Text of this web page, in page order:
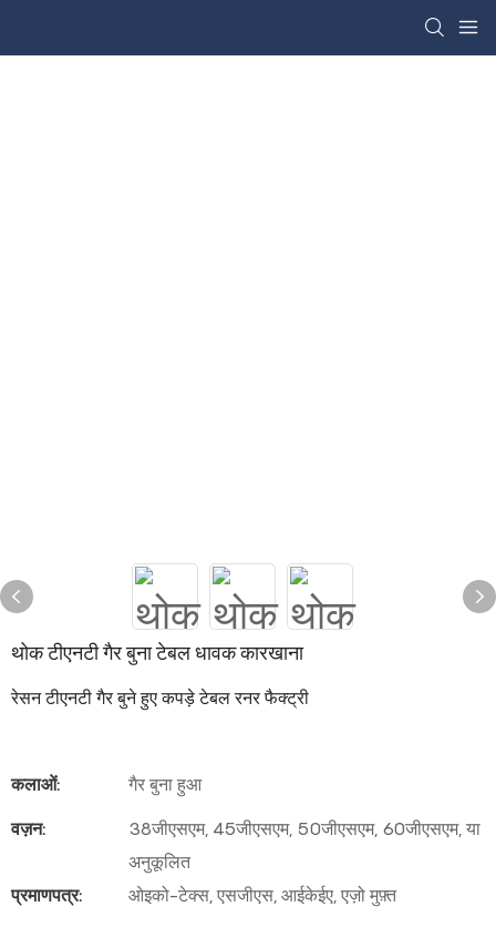
थोक टीएनटी गैर बुना टेबल धावक कारखाना
रेसन टीएनटी गैर बुने हुए कपड़े टेबल रनर फैक्ट्री
कलाओं:
गैर बुना हुआ
वज़न:
38जीएसएम, 45जीएसएम, 50जीएसएम, 60जीएसएम, या
अनुकूलित
प्रमाणपत्र:
ओइको-टेक्स, एसजीएस, आईकेईए, एज़ो मुफ़्त